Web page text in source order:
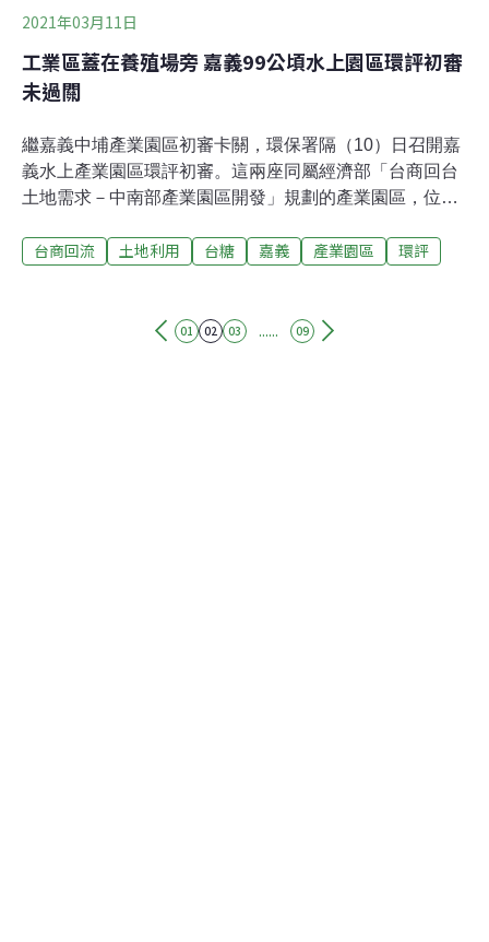
2021年03月11日
工業區蓋在養殖場旁 嘉義99公頃水上園區環評初審
未過關
繼嘉義中埔產業園區初審卡關，環保署隔（10）日召開嘉
義水上產業園區環評初審。這兩座同屬經濟部「台商回台
土地需求－中南部產業園區開發」規劃的產業園區，位址
區應有通盤規劃，經濟部不應為加速開發，作業程序就
環委質疑經濟部是刻意規避標準更嚴格的二階環評；加上
台商回流 土地利用 台糖 嘉義 產業園區 環評
01 02 03 ...... 09